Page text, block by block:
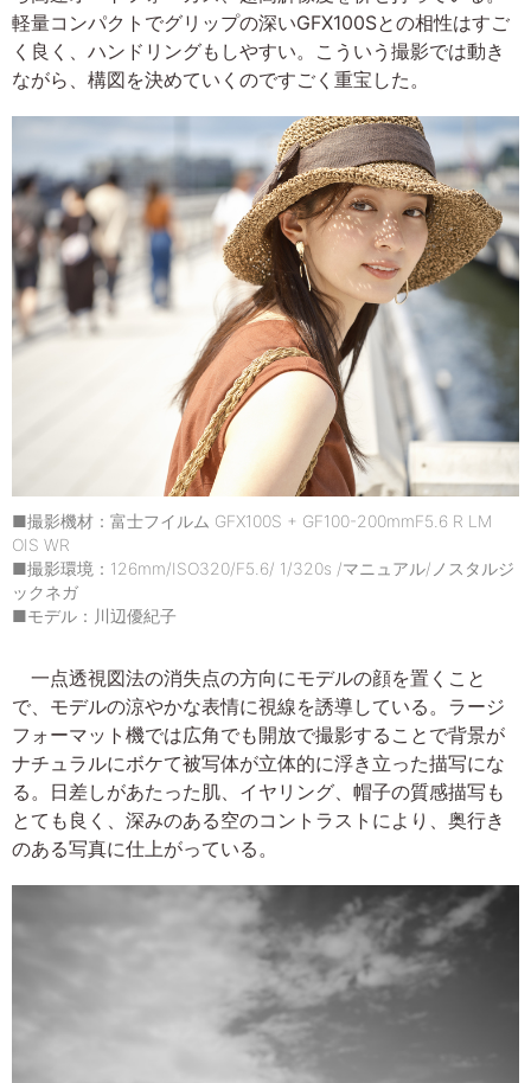
軽量コンパクトでグリップの深いGFX100Sとの相性はすご
く良く、ハンドリングもしやすい。こういう撮影では動き
ながら、構図を決めていくのですごく重宝した。
■撮影機材：富士フイルム GFX100S + GF100-200mmF5.6 R LM
OIS WR
■撮影環境：126mm/ISO320/F5.6/ 1/320s /マニュアル/ノスタルジ
ックネガ
■モデル：川辺優紀子
一点透視図法の消失点の方向にモデルの顔を置くこと
で、モデルの涼やかな表情に視線を誘導している。ラージ
フォーマット機では広角でも開放で撮影することで背景が
ナチュラルにボケて被写体が立体的に浮き立った描写にな
る。日差しがあたった肌、イヤリング、帽子の質感描写も
とても良く、深みのある空のコントラストにより、奥行き
のある写真に仕上がっている。